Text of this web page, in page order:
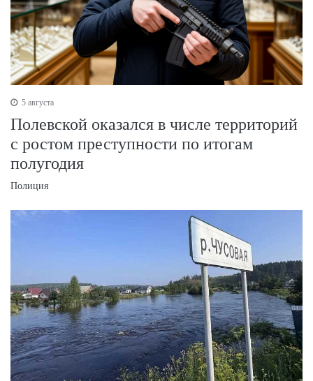
5 августа
Полевской оказался в числе территорий
с ростом преступности по итогам
полугодия
Полиция